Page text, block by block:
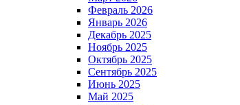
Февраль 2026
Январь 2026
Декабрь 2025
Ноябрь 2025
Октябрь 2025
Сентябрь 2025
Июнь 2025
Май 2025